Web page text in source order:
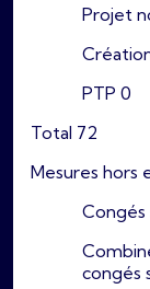
Projet
PTP 0
Total 72
Mesures hors
Congés
congés